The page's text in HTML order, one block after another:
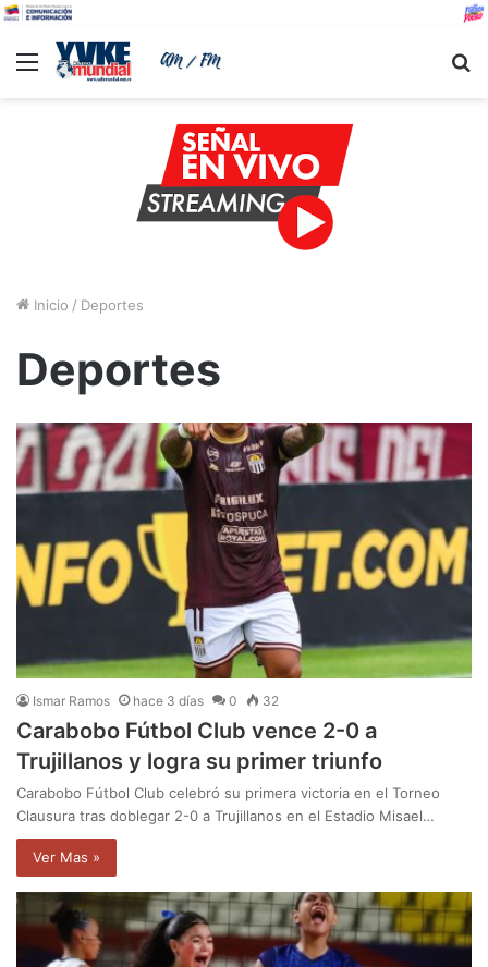
Menu
Inicio / Deportes
Deportes
Ismar Ramos hace 3 días 0 32
Carabobo Fútbol Club vence 2-0 a
Trujillanos y logra su primer triunfo
Carabobo Fútbol Club celebró su primera victoria en el Torneo
Clausura tras doblegar 2-0 a Trujillanos en el Estadio Misael…
Ver Mas »